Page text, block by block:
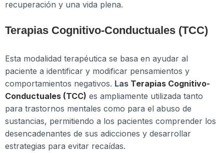
recuperación y una vida plena.
Terapias Cognitivo-Conductuales (TCC)
Esta modalidad terapéutica se basa en ayudar al
paciente a identificar y modificar pensamientos y
comportamientos negativos. Las Terapias Cognitivo-
Conductuales (TCC) es ampliamente utilizada tanto
para trastornos mentales como para el abuso de
sustancias, permitiendo a los pacientes comprender los
desencadenantes de sus adicciones y desarrollar
estrategias para evitar recaídas.